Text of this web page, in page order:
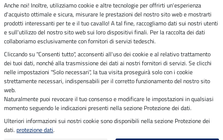
Negozio ecosostenibile
Spedizioni tramite
Paga in sicurezza con
Note legali
Ultimo aggiornamento il 07.08.2026 alle 07:07
Anche noi! Inoltre, utilizziamo cookie e altre tecnologie per offrirti un'esperienza
d'acquisto ottimale e sicura, misurare le prestazioni del nostro sito web e mostrarti
prodotti interessanti per te e il tuo cavallo! A tal fine, raccogliamo dati sui nostri utenti
e sull'utilizzo del nostro sito web sui loro dispositivi finali. Per la raccolta dei dati
collaboriamo esclusivamente con fornitori di servizi tedeschi.
Cliccando su "Consenti tutto", acconsenti all'uso dei cookie e al relativo trattamento
dei tuoi dati, nonché alla trasmissione dei dati ai nostri fornitori di servizi. Se clicchi
nelle impostazioni "Solo necessari", la tua visita proseguirà solo con i cookie
strettamente necessari, indispensabili per il corretto funzionamento del nostro sito
web.
Naturalmente puoi revocare il tuo consenso e modificare le impostazioni in qualsiasi
momento seguendo le indicazioni presenti nella sezione Protezione dei dati.
Ulteriori informazioni sui nostri cookie sono disponibili nella sezione Protezione dei
dati. protezione dati.